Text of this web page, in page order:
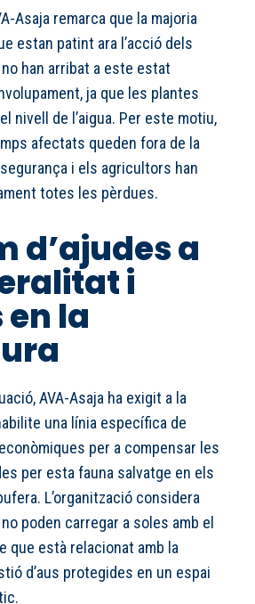
Asaja remarca que la majoria
estan patint ara l’acció dels
han arribat a este estat
ja que les plantes
nivell de l’aigua. Per este motiu,
afectats queden fora de la
i els agricultors han
totes les pèrdues.
d’ajudes a
i
la
AVA-Asaja ha exigit a la
una línia específica de
per a compensar les
per esta fauna salvatge en els
L’organització considera
poden carregar a soles amb el
que està relacionat amb la
d’aus protegides en un espai